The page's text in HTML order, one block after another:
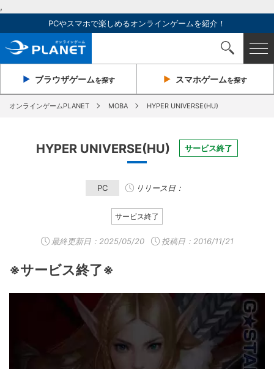
,
PCやスマホで楽しめるオンラインゲームを紹介！
ブラウザゲームを探す スマホゲームを探す
オンラインゲームPLANET MOBA HYPER UNIVERSE(HU)
HYPER UNIVERSE(HU) サービス終了
PC リリース日：
サービス終了
最終更新日： 2025/05/20 投稿日：2016/11/21
※サービス終了※